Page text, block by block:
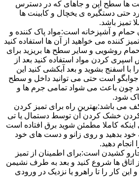
ها سطح اپن و جاهای که در دسترس
حتی دستگیره ی یخچال و کابینت ها
تمیز باشد.
حمام و آشپزخانه است:مواد پاک کننده و
کننده می خواهید از آن ها استفاده کنید
روشویی و سایر سطح ها بریزید برای
کردن مواد استفاده کنید بعد از
با اسفنج بشوید و بعد آبکشی کنید این
جوابگو است حتی می توانید داخل و سطح
چون باعث می شواد تمامی جرم ها و
شود.
باشد:بهترین راه برای تمیز کردن
کردن خشک کردن آن توسط دستمال یا تی
کاملا مطمئن شوید برق افتاده است
بدهید و روی زانو و دست های خود
دهید.
کشیدن است:برای اطمینان از تمیز
اتاق ها شروع کنید و بعد به طرف نشیمن
این کار را تا راهرو یا نزدیک در ورودی